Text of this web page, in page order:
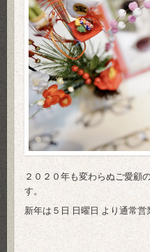
２０２０年も変わらぬご愛顧
す。
新年は５日 日曜日 より通常営